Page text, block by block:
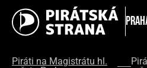
Piráti na Magistrátu hl.